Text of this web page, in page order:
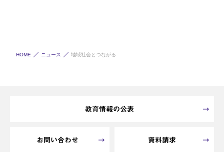
HOME ニュース 地域社会とつながる
教育情報の公表
お問い合わせ 資料請求